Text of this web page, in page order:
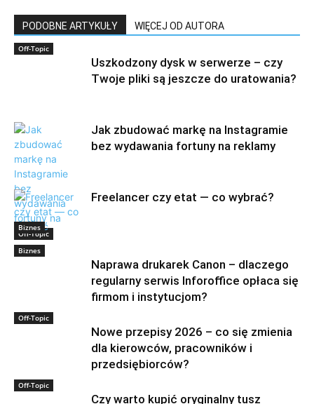
PODOBNE ARTYKUŁY WIĘCEJ OD AUTORA
Off-Topic
Uszkodzony dysk w serwerze – czy
Twoje pliki są jeszcze do uratowania?
Off-Topic
Jak zbudować markę na Instagramie
bez wydawania fortuny na reklamy
Biznes
Freelancer czy etat — co wybrać?
Biznes
Naprawa drukarek Canon – dlaczego
regularny serwis Inforoffice opłaca się
firmom i instytucjom?
Off-Topic
Nowe przepisy 2026 – co się zmienia
dla kierowców, pracowników i
przedsiębiorców?
Off-Topic
Czy warto kupić oryginalny tusz